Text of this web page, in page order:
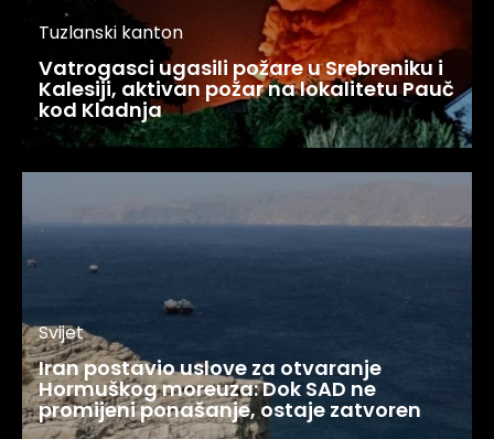
Tuzlanski kanton
Vatrogasci ugasili požare u Srebreniku i
Kalesiji, aktivan požar na lokalitetu Pauč
kod Kladnja
Svijet
Iran postavio uslove za otvaranje
Hormuškog moreuza: Dok SAD ne
promijeni ponašanje, ostaje zatvoren